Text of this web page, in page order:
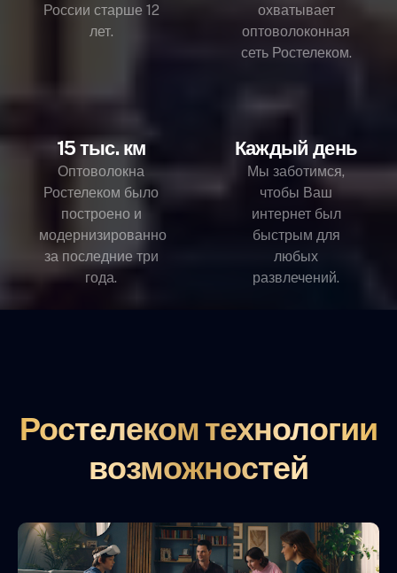
России старше 12
лет.
охватывает
оптоволоконная
сеть Ростелеком.
15 тыс. км
Оптоволокна
Ростелеком было
построено и
модернизированно
за последние три
года.
Каждый день
Мы заботимся,
чтобы Ваш
интернет был
быстрым для
любых
развлечений.
Ростелеком технологии
возможностей